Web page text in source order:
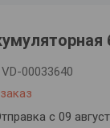
VD-00033640
с 09